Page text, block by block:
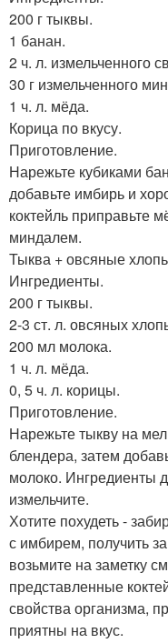
200 г тыквы.
1 банан.
2 ч. л. измельченного
30 г измельченного
1 ч. л. мёда.
Корица по вкусу.
Приготовление.
Нарежьте кубиками
добавьте имбирь и
коктейль приправьте
миндалем.
Тыква + овсяные
Ингредиенты.
200 г тыквы.
2-3 ст. л. овсяных
200 мл молока.
1 ч. л. мёда.
0, 5 ч. л. корицы.
Приготовление.
Нарежьте тыкву на
блендера, затем
молоко. Ингредиенты
измельчите.
Хотите похудеть -
с имбирем, получить
возьмите на заметку
представленные
свойства организма,
приятны на вкус.